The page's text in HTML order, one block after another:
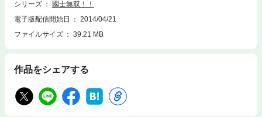
シリーズ
國士無双！！
電子版配信開始日
2014/04/21
ファイルサイズ
39.21 MB
作品をシェアする